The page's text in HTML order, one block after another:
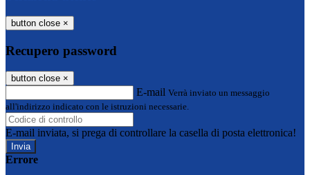
button close ×
Recupero password
button close ×
E-mail Verrà inviato un messaggio
all'indirizzo indicato con le istruzioni necessarie.
E-mail inviata, si prega di controllare la casella di posta elettronica!
Errore